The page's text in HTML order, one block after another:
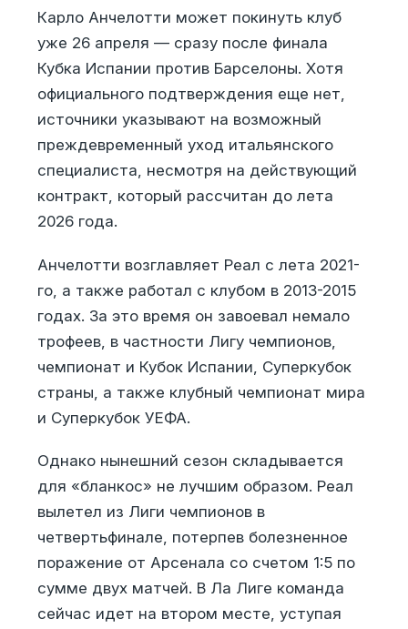
Карло Анчелотти может покинуть клуб
уже 26 апреля — сразу после финала
Кубка Испании против Барселоны. Хотя
официального подтверждения еще нет,
источники указывают на возможный
преждевременный уход итальянского
специалиста, несмотря на действующий
контракт, который рассчитан до лета
2026 года.
Анчелотти возглавляет Реал с лета 2021-
го, а также работал с клубом в 2013-2015
годах. За это время он завоевал немало
трофеев, в частности Лигу чемпионов,
чемпионат и Кубок Испании, Суперкубок
страны, а также клубный чемпионат мира
и Суперкубок УЕФА.
Однако нынешний сезон складывается
для «бланкос» не лучшим образом. Реал
вылетел из Лиги чемпионов в
четвертьфинале, потерпев болезненное
поражение от Арсенала со счетом 1:5 по
сумме двух матчей. В Ла Лиге команда
сейчас идет на втором месте, уступая